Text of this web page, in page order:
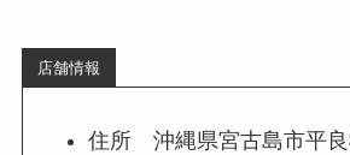
店舗情報
住所 沖縄県宮古島市平良